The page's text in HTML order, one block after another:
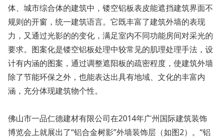
体、城市综合体的建筑中，镂空铝板表皮能遮挡建筑界面不
规则的开窗，统一建筑语言。它既丰富了建筑外墙的表现
力，又通过光影的的变化，满足室内不同功能房间对采光的
要求。图案化是镂空铝板处理中较常见的肌理处理手法，设
计有内涵的图案，通过调整遮阳板的疏密程度，使建筑外墙
除了节能环保之外，也能表达出具有地域、文化的丰富内
涵，充分体现建筑物个性。
佛山市一品仁德建材有限公司在2014年广州国际建筑装饰
博览会上就展出了“铝合金树影”外墙装饰层（如图2）。“铝